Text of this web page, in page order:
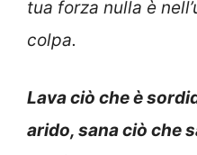
tua forza nulla è
colpa.
Lava ciò che è
arido, sana ciò che